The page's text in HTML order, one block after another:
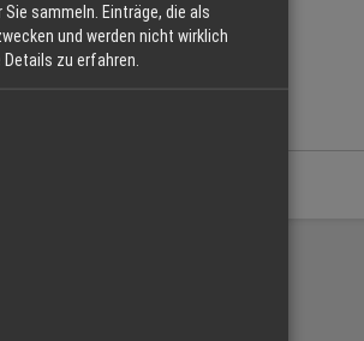
Unsere Strauße ist geöffnet
sammeln. Einträge, die als
und werden nicht wirklich
zu erfahren.